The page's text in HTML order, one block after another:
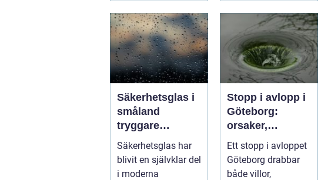
Säkerhetsglas i
småland
tryggare
byggnader med
smarta
glaslösningar
Säkerhetsglas har
blivit en självklar del
i moderna
Stopp i avlopp i
Göteborg:
orsaker,
lösningar och
hur problem kan
undvikas
Ett stopp i avloppet
Göteborg drabbar
både villor,